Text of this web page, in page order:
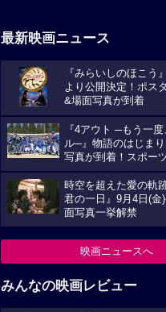
最新映画ニュース
『みらいしのほこう
より公開決定！ポス
&場面写真が到着
『4アウト ─もう一
ル─』物語のはじま
写真が到着！スポー
時空を超えた愛の軌
君の一日』9月4日(金
面写真一挙解禁
映画ニュースへ
みんなの映画レビュー